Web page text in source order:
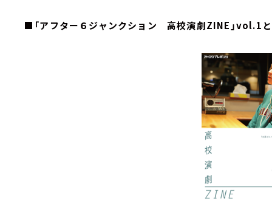
■「アフター６ジャンクション 高校演劇ZINE」vol.1